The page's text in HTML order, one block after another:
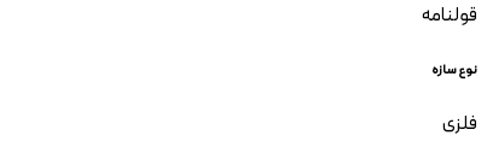
قولنامه
نوع سازه
فلزی